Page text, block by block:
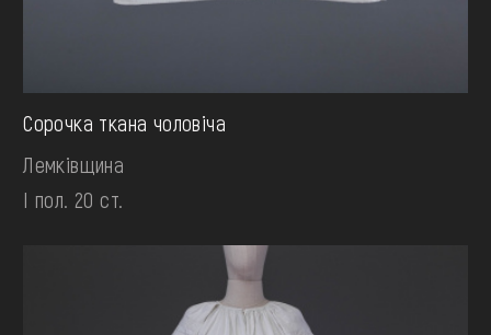
Сорочка ткана чоловіча
Лемківщина
І пол. 20 ст.